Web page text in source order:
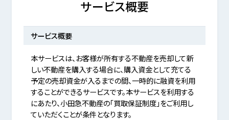
サービス概要
サービス概要
本サービスは、お客様が所有する不動産を売却して新
しい不動産を購入する場合に、購入資金として充てる
予定の売却資金が入るまでの間、一時的に融資を利用
することができるサービスです。本サービスを利用する
にあたり、小田急不動産の「買取保証制度」をご利用し
ていただくことが条件となります。